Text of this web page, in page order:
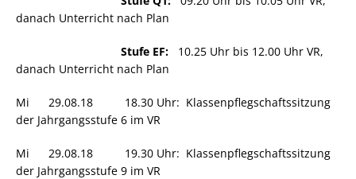
danach Unterricht nach Plan
Stufe EF: 10.25 Uhr bis 12.00 Uhr VR,
danach Unterricht nach Plan
Mi 29.08.18 18.30 Uhr: Klassenpflegschaftssitzung
der Jahrgangsstufe 6 im VR
Mi 29.08.18 19.30 Uhr: Klassenpflegschaftssitzung
der Jahrgangsstufe 9 im VR